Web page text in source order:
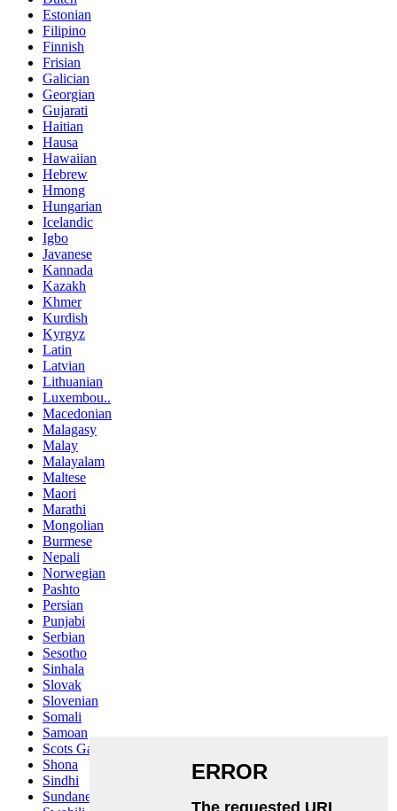
Estonian
Filipino
Finnish
Frisian
Galician
Georgian
Gujarati
Haitian
Hausa
Hawaiian
Hebrew
Hmong
Hungarian
Icelandic
Igbo
Javanese
Kannada
Kazakh
Khmer
Kurdish
Kyrgyz
Latin
Latvian
Lithuanian
Luxembou..
Macedonian
Malagasy
Malay
Malayalam
Maltese
Maori
Marathi
Mongolian
Burmese
Nepali
Norwegian
Pashto
Persian
Punjabi
Serbian
Sesotho
Sinhala
Slovak
Slovenian
Somali
Samoan
Scots Gaelic
Shona
Sindhi
Sundanese